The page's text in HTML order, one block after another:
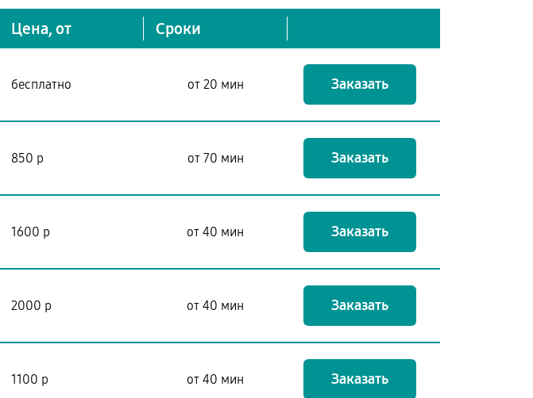
Цена, от Сроки
бесплатно от 20 мин Заказать
850 р от 70 мин Заказать
1600 р от 40 мин Заказать
2000 р от 40 мин Заказать
1100 р от 40 мин Заказать